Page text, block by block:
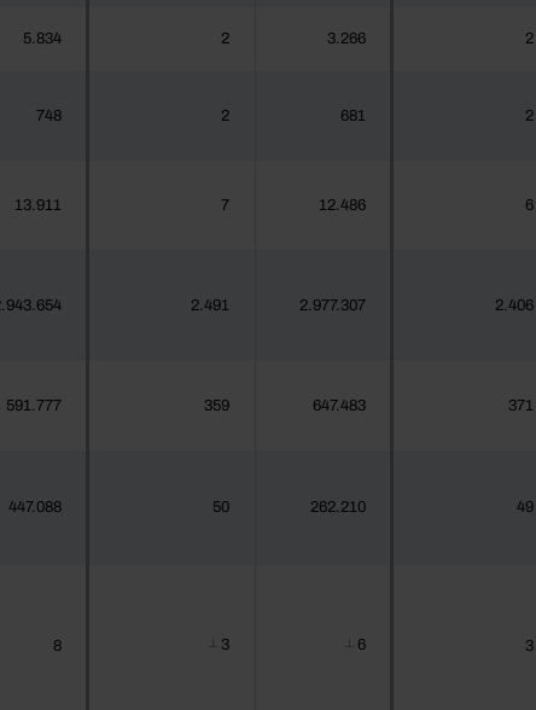
5.834 2 3.266 2
748 2 681 2
13.911 7 12.486 6
2.491 2.977.307 2.406
591.777 359 647.483 371
447.088 50 262.210 49
8 3 6 3